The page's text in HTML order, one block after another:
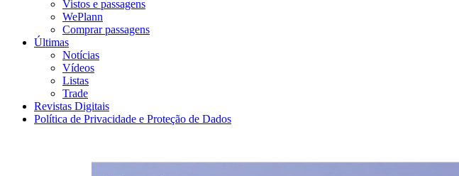
Vistos e passagens
WePlann
Comprar passagens
Últimas
Notícias
Vídeos
Listas
Trade
Revistas Digitais
Política de Privacidade e Proteção de Dados